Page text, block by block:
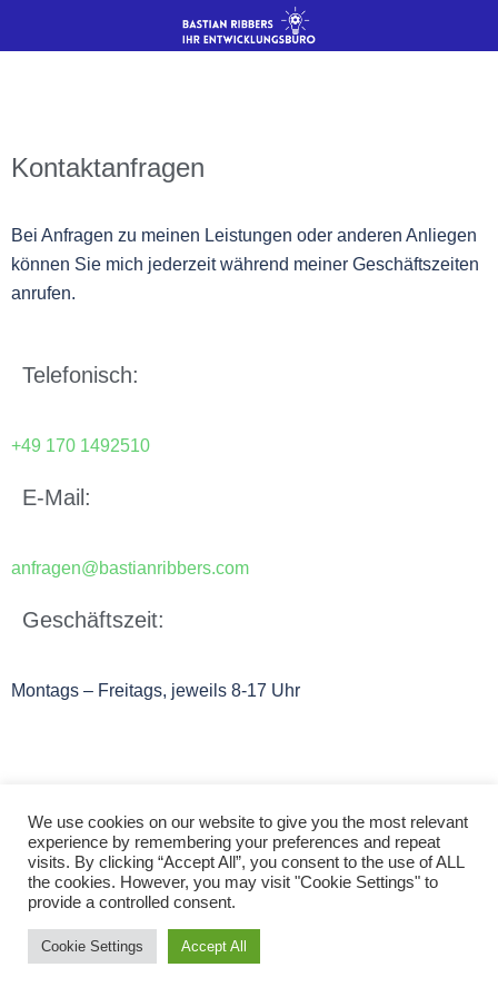
Kontaktanfragen
Bei Anfragen zu meinen Leistungen oder anderen Anliegen
können Sie mich jederzeit während meiner Geschäftszeiten
anrufen.
Telefonisch:
+49 170 1492510
E-Mail:
anfragen@bastianribbers.com
Geschäftszeit:
Montags – Freitags, jeweils 8-17 Uhr
Datenschutzerklärung|Kontakt|Impressum
We use cookies on our website to give you the most relevant
experience by remembering your preferences and repeat
visits. By clicking “Accept All”, you consent to the use of ALL
the cookies. However, you may visit "Cookie Settings" to
provide a controlled consent.
Cookie Settings Accept All